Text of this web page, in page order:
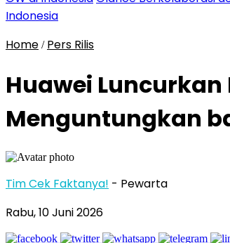
Indonesia
Home / Pers Rilis
Huawei Luncurkan
Menguntungkan
Tim Cek Faktanya! - Pewarta
Rabu, 10 Juni 2026